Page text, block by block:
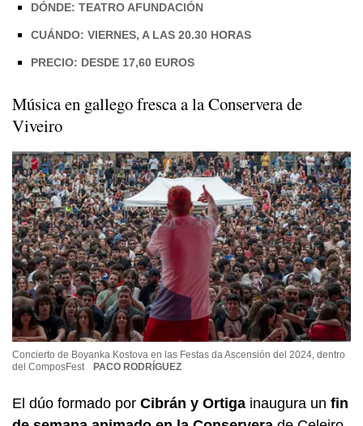
DÓNDE: TEATRO AFUNDACIÓN
CUÁNDO: VIERNES, A LAS 20.30 HORAS
PRECIO: DESDE 17,60 EUROS
Música en gallego fresca a la Conservera de
Viveiro
Concierto de Boyanka Kostova en las Festas da Ascensión del 2024, dentro
del ComposFest
PACO RODRÍGUEZ
El dúo formado por Cibrán y Ortiga inaugura un fin